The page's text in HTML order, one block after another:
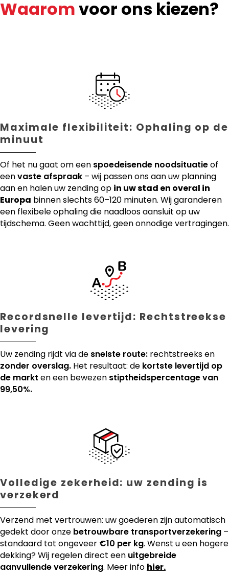
Waaromvoor ons kiezen?
Maximale flexibiliteit: Ophaling op de
minuut
Of het nu gaat om een spoedeisende noodsituatieof
eenvaste afspraak – wij passen ons aan uw planning
aan en halen uw zending op in uw stad en overal in
Europa binnen slechts 60–120 minuten. Wij garanderen
een flexibele ophaling die naadloos aansluit op uw
tijdschema. Geen wachttijd, geen onnodige vertragingen.
Recordsnelle levertijd: Rechtstreekse
levering
Uw zending rijdt via de snelste route: rechtstreeks en
zonder overslag. Het resultaat: de kortste levertijd op
de markt en een bewezen stiptheidspercentage van
99,50%.
Volledige zekerheid: uw zending is
verzekerd
Verzend met vertrouwen: uw goederen zijn automatisch
gedekt door onze betrouwbare transportverzekering –
standaard tot ongeveer €10 per kg. Wenst u een hogere
dekking? Wij regelen direct een uitgebreide
aanvullende verzekering. Meer info hier.